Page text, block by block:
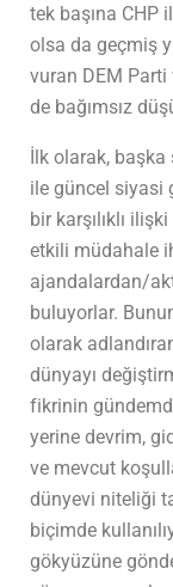
tek başına CHP
olsa da geçmiş
vuran DEM
de bağımsız
İlk olarak,
ile güncel siyasi
bir karşılıklı
etkili müdahale
ajandalardan/
buluyorlar.
olarak
dünyayı
fikrinin
yerine devrim,
ve mevcut
dünyevi niteliği
biçimde
gökyüzüne